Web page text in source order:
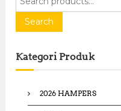
r
h
f
Search
Kategori Produk
2026 HAMPERS